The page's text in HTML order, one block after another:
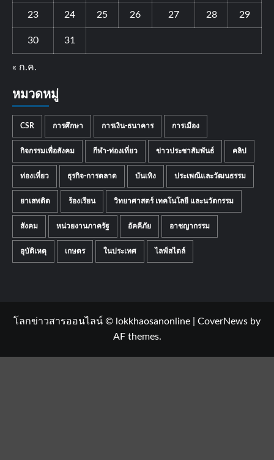
23 24 25 26 27 28 29
30 31
« ก.ค.
หมวดหมู่
CSR การศึกษา การเงิน-ธนาคาร การเมือง
กิจกรรมเพื่อสังคม กีฬา-ท่องเที่ยว ข่าวประชาสัมพันธ์ คลิป
ท่องเที่ยว ธุรกิจ-การตลาด บันเทิง ประเพณีและวัฒนธรรม
ยาเสพติด ร้องเรียน วิทยาศาสตร์ เทคโนโลยี และนวัตกรรม
สังคม หน่วยงานภาครัฐ อัคคีภัย อาชญากรรม
อุบัติเหตุ เกษตร ในประเทศ ไลฟ์สไตล์
โลกข่าวสารออนไลน์ © lokkhaosanonline CoverNews by
AF themes.